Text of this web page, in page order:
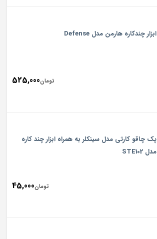
ابزار چندکاره هارمن مدل Defense
تومان525,000
پک چاقو کارتی مدل سینکلر به همراه ابزار چند کاره
مدل STE102
تومان45,000